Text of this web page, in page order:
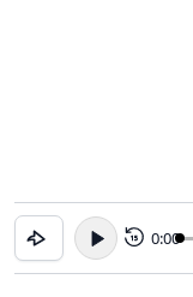
15 0:00